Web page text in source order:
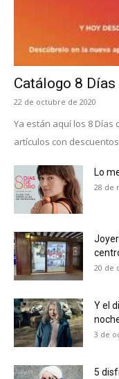
Catálogo 8
22 de octubre de 2020
Ya están aquí los 8 Días
artículos con
Lo
28 de
20 de
Y el
3 de
5